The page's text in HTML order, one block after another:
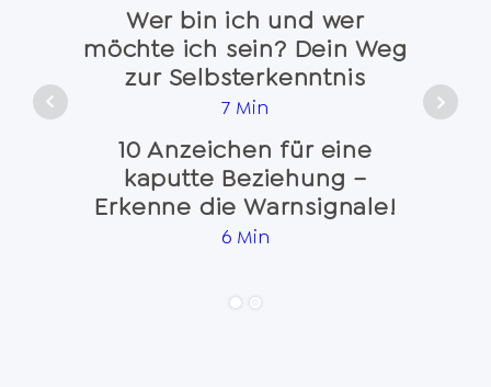
Wer bin ich und wer
möchte ich sein? Dein Weg
zur Selbsterkenntnis
7 Min
10 Anzeichen für eine
kaputte Beziehung –
Erkenne die Warnsignale!
6 Min